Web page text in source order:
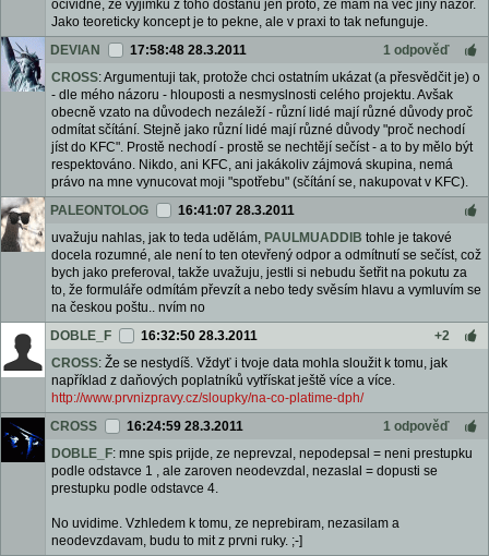
ocividne, ze vyjimku z toho dostanu jen proto, ze mam na vec jiny nazor.
Jako teoreticky koncept je to pekne, ale v praxi to tak nefunguje.
DEVIAN
17:58:48 28.3.2011
1 odpověď
CROSS: Argumentuji tak, protože chci ostatním ukázat (a přesvědčit je) o
- dle mého názoru - hlouposti a nesmyslnosti celého projektu. Avšak
obecně vzato na důvodech nezáleží - různí lidé mají různé důvody proč
odmítat sčítání. Stejně jako různí lidé mají různé důvody "proč nechodí
jíst do KFC". Prostě nechodí - prostě se nechtějí sečíst - a to by mělo být
respektováno. Nikdo, ani KFC, ani jakákoliv zájmová skupina, nemá
právo na mne vynucovat moji "spotřebu" (sčítání se, nakupovat v KFC).
PALEONTOLOG
16:41:07 28.3.2011
uvažuju nahlas, jak to teda udělám, PAULMUADDIB tohle je takové
docela rozumné, ale není to ten otevřený odpor a odmítnutí se sečíst, což
bych jako preferoval, takže uvažuju, jestli si nebudu šetřit na pokutu za
to, že formuláře odmítám převzít a nebo tedy svěsím hlavu a vymluvím se
na českou poštu.. nvím no
DOBLE_F
16:32:50 28.3.2011
+2
CROSS: Že se nestydíš. Vždyť i tvoje data mohla sloužit k tomu, jak
například z daňových poplatníků vytřískat ještě více a více.
http://www.prvnizpravy.cz/sloupky/na-co-platime-dph/
CROSS
16:24:59 28.3.2011
1 odpověď
DOBLE_F: mne spis prijde, ze neprevzal, nepodepsal = neni prestupku
podle odstavce 1 , ale zaroven neodevzdal, nezaslal = dopusti se
prestupku podle odstavce 4.
No uvidime. Vzhledem k tomu, ze neprebiram, nezasilam a
neodevzdavam, budu to mit z prvni ruky. ;-]